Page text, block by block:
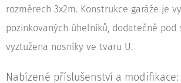
rozměrech 3x2m. Konstrukce garáže je
pozinkovaných úhelníků, dodatečně pod
vyztužena nosníky ve tvaru U.
Nabízené příslušenství a modifikace: